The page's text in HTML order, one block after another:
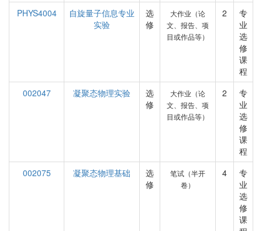
PHYS4004
自旋量子信息专业
实验
选
修
大作业（论
文、报告、项
目或作品等）
2
专
业
选
修
课
程
002047
凝聚态物理实验
选
修
大作业（论
文、报告、项
目或作品等）
2
专
业
选
修
课
程
002075
凝聚态物理基础
选
修
笔试（半开
卷）
4
专
业
选
修
课